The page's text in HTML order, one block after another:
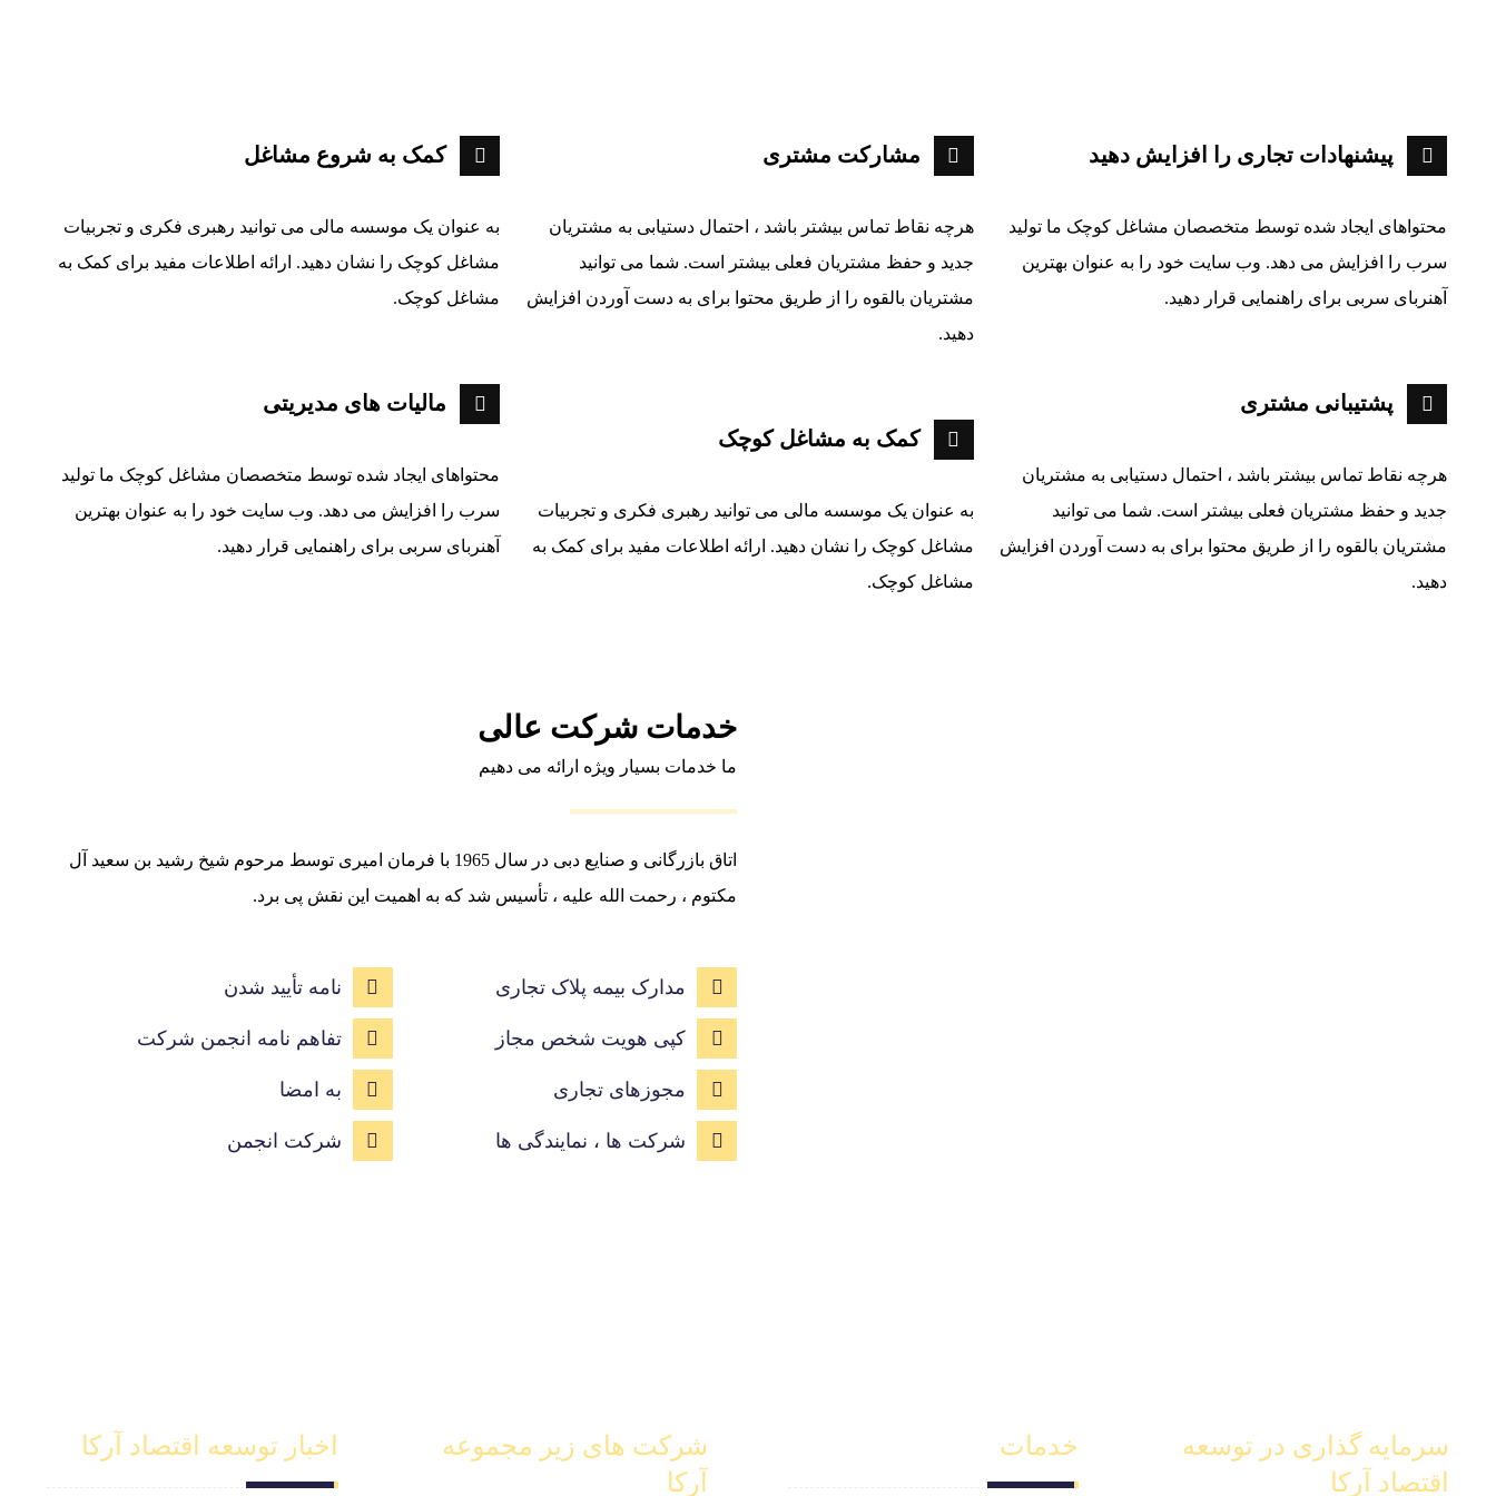
پیشنهادات تجاری را افزایش دهید
محتواهای ایجاد شده توسط متخصصان مشاغل کوچک ما تولید
سرب را افزایش می دهد. وب سایت خود را به عنوان بهترین
آهنربای سربی برای راهنمایی قرار دهید.
پشتیبانی مشتری
هرچه نقاط تماس بیشتر باشد ، احتمال دستیابی به مشتریان
جدید و حفظ مشتریان فعلی بیشتر است. شما می توانید
مشتریان بالقوه را از طریق محتوا برای به دست آوردن افزایش
دهید.
مشارکت مشتری
هرچه نقاط تماس بیشتر باشد ، احتمال دستیابی به مشتریان
جدید و حفظ مشتریان فعلی بیشتر است. شما می توانید
مشتریان بالقوه را از طریق محتوا برای به دست آوردن افزایش
دهید.
کمک به مشاغل کوچک
به عنوان یک موسسه مالی می توانید رهبری فکری و تجربیات
مشاغل کوچک را نشان دهید. ارائه اطلاعات مفید برای کمک به
مشاغل کوچک.
کمک به شروع مشاغل
به عنوان یک موسسه مالی می توانید رهبری فکری و تجربیات
مشاغل کوچک را نشان دهید. ارائه اطلاعات مفید برای کمک به
مشاغل کوچک.
مالیات های مدیریتی
محتواهای ایجاد شده توسط متخصصان مشاغل کوچک ما تولید
سرب را افزایش می دهد. وب سایت خود را به عنوان بهترین
آهنربای سربی برای راهنمایی قرار دهید.
خدمات شرکت عالی
ما خدمات بسیار ويژه ارائه می دهیم
اتاق بازرگانی و صنایع دبی در سال 1965 با فرمان امیری توسط مرحوم شیخ رشید بن سعید آل
مکتوم ، رحمت الله علیه ، تأسیس شد که به اهمیت این نقش پی برد.
مدارک بیمه پلاک تجاری نامه تأیید شدن
کپی هویت شخص مجاز تفاهم نامه انجمن شرکت
مجوزهای تجاری به امضا
شرکت ها ، نمایندگی ها شرکت انجمن
سرمایه گذاری در توسعه
اقتصاد آرکا
خدمات
شرکت های زیر مجموعه
آرکا
اخبار توسعه اقتصاد آرکا